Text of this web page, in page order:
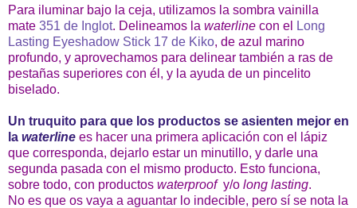
Para iluminar bajo la ceja, utilizamos la sombra vainilla
mate 351 de Inglot. Delineamos la waterline con el
Long
Lasting Eyeshadow Stick 17 de Kiko, de azul marino
profundo, y aprovechamos para delinear también a ras de
pestañas superiores con él, y la ayuda de un pincelito
biselado.
Un truquito para que los productos se asienten mejor en
la waterline es hacer una primera aplicación con el lápiz
que corresponda, dejarlo estar un minutillo, y darle una
segunda pasada con el mismo producto. Esto funciona,
sobre todo, con productos waterproofy/o long lasting.
No es que os vaya a aguantar lo indecible, pero sí se nota la